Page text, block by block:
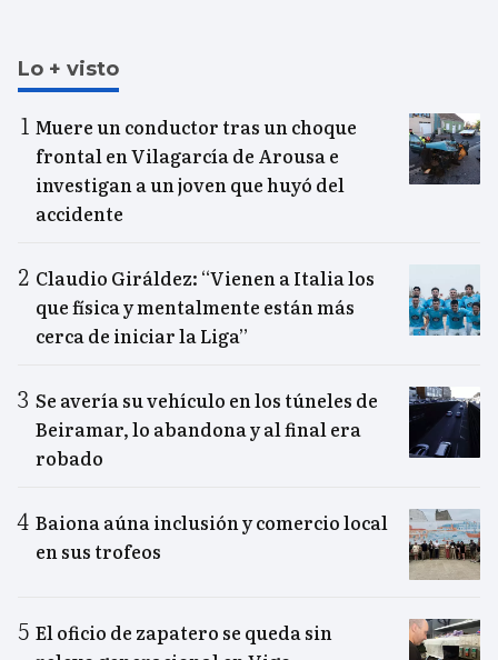
Lo + visto
Muere un conductor tras un choque
frontal en Vilagarcía de Arousa e
investigan a un joven que huyó del
accidente
Claudio Giráldez: “Vienen a Italia los
que física y mentalmente están más
cerca de iniciar la Liga”
Se avería su vehículo en los túneles de
Beiramar, lo abandona y al final era
robado
Baiona aúna inclusión y comercio local
en sus trofeos
El oficio de zapatero se queda sin